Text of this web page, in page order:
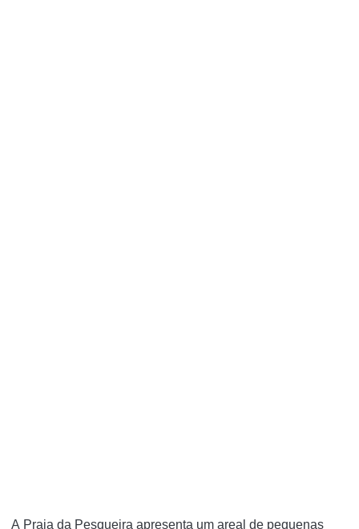
A Praia da Pesqueira apresenta um areal de pequenas